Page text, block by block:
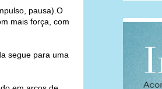
pausa).O
mais força, com
segue para uma